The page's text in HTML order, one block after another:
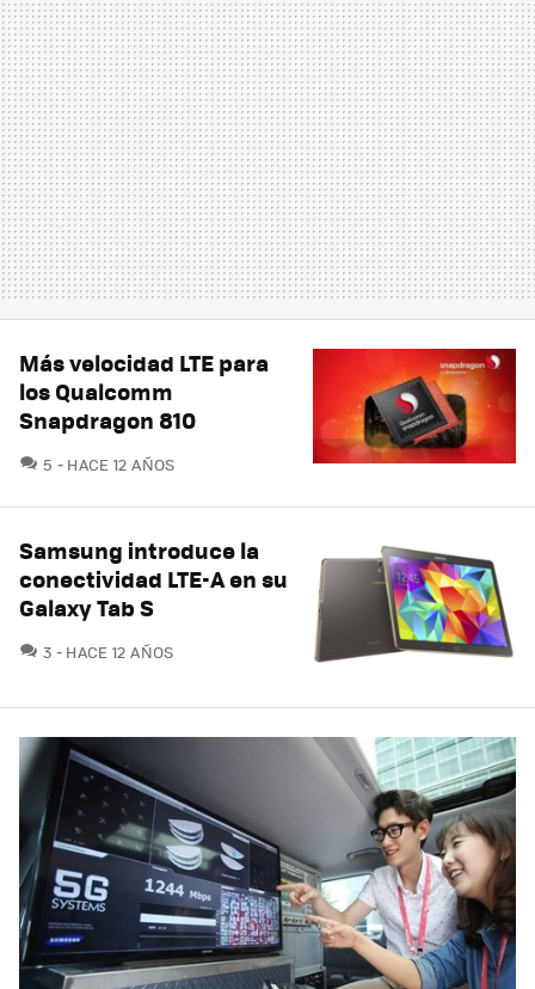
Más velocidad LTE para
los Qualcomm
Snapdragon 810
5 COMENTARIOS
HACE 12 AÑOS
Samsung introduce la
conectividad LTE-A en su
Galaxy Tab S
3 COMENTARIOS
HACE 12 AÑOS